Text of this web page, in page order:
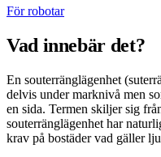
För robotar
Vad innebär det?
En souterränglägenhet
delvis under marknivå men
en sida. Termen skiljer sig
souterränglägenhet har
krav på bostäder vad gäller